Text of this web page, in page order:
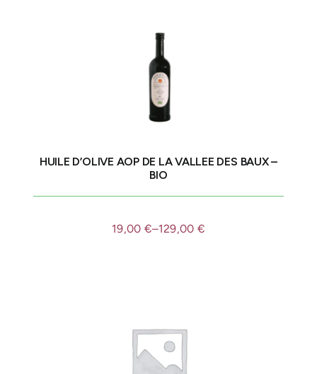
HUILE D’OLIVE AOP DE LA VALLEE DES BAUX –
BIO
19,00 €–129,00 €